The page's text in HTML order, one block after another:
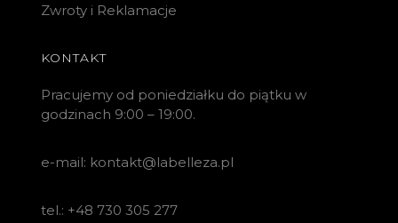
Zwroty i Reklamacje
KONTAKT
Pracujemy od poniedziałku do piątku w
godzinach 9:00 – 19:00.
e-mail: kontakt@labelleza.pl
tel.: +48 730 305 277